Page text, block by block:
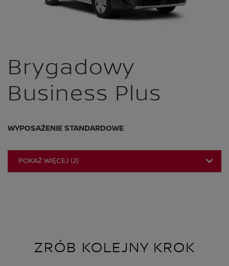
Brygadowy
Business Plus
WYPOSAŻENIE STANDARDOWE
POKAŻ WIĘCEJ (2)
ZRÓB KOLEJNY KROK